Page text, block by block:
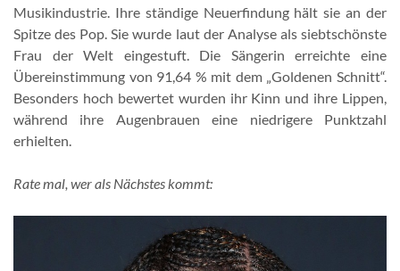
Musikindustrie. Ihre ständige Neuerfindung hält sie an der
Spitze des Pop. Sie wurde laut der Analyse als siebtschönste
Frau der Welt eingestuft. Die Sängerin erreichte eine
Übereinstimmung von 91,64 % mit dem „Goldenen Schnitt“.
Besonders hoch bewertet wurden ihr Kinn und ihre Lippen,
während ihre Augenbrauen eine niedrigere Punktzahl
erhielten.
Rate mal, wer als Nächstes kommt: